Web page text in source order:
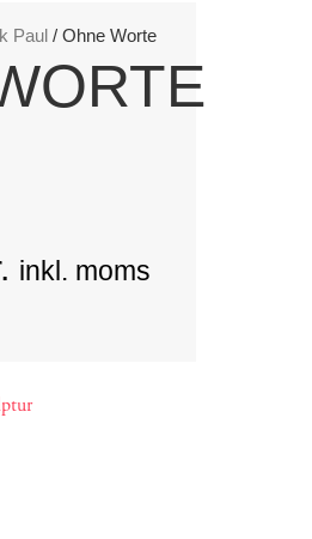
Paul / Ohne Worte
inkl. moms